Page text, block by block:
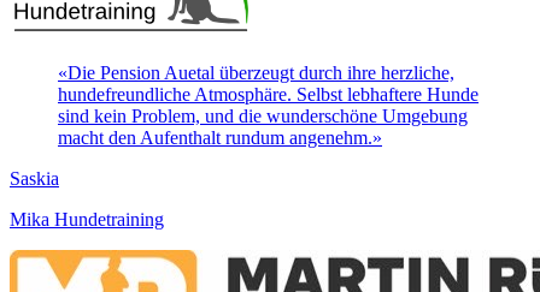
«Die Pension Auetal überzeugt durch ihre herzliche,
hundefreundliche Atmosphäre. Selbst lebhaftere Hunde
sind kein Problem, und die wunderschöne Umgebung
macht den Aufenthalt rundum angenehm.»
Saskia
Mika Hundetraining